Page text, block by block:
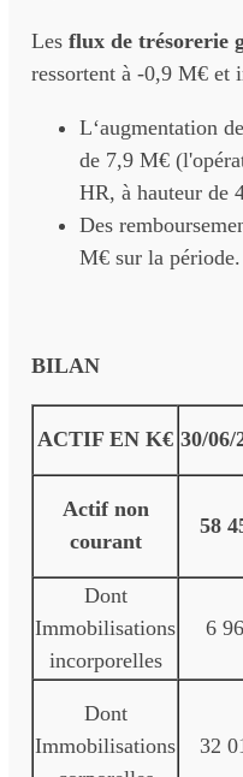
Les flux de trésorerie
ressortent à -0,9 M€ et
L‘augmentation
de 7,9 M€
HR, à hauteur de
Des
M€ sur la période.
BILAN
ACTIF EN K€ 30/06/
Actif non
courant
58
Dont
Immobilisations
incorporelles
6
Dont
Immobilisations
32